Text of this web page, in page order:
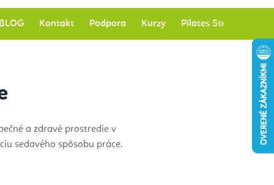
KOŠÍK
Kontakt Podpora Kurzy Pilates Studio
a zdravé prostredie v
sedavého spôsobu práce.